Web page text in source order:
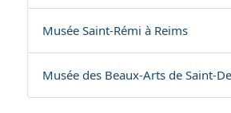
Musée Saint-Rémi à Reims
Musée des Beaux-Arts de Saint-